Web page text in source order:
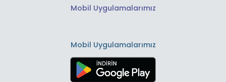
Mobil Uygulamalarımız
Mobil Uygulamalarımız